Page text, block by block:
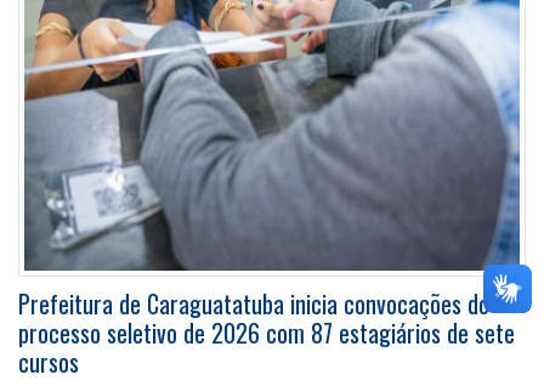
Prefeitura de Caraguatatuba inicia convocações do
processo seletivo de 2026 com 87 estagiários de sete
cursos